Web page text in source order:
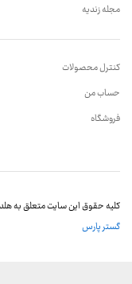
مجله زندیه
کنترل محصولات
حساب من
فروشگاه
کلیه حقوق این سایت متعلق به
گستر پارس